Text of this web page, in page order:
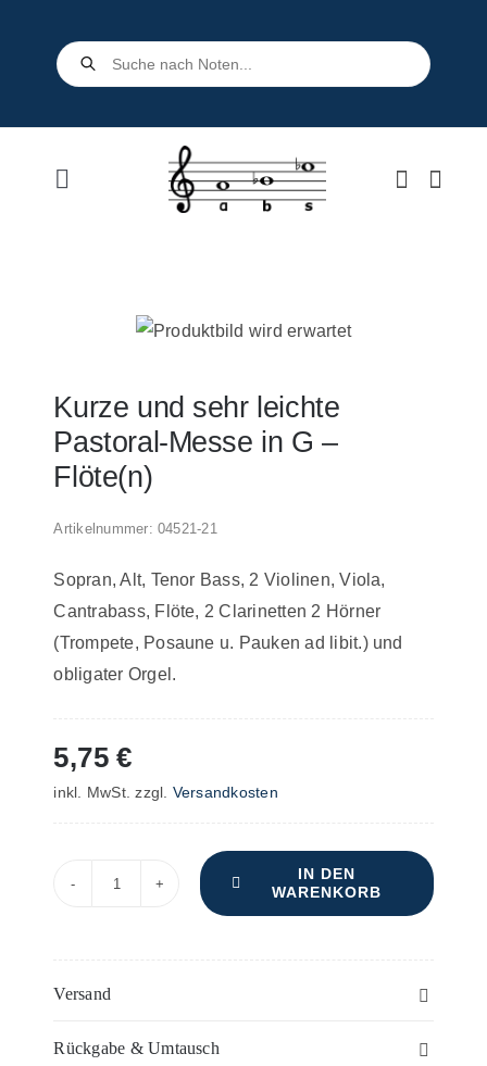
Products
search
Toggle
Kontakt
Kurze und sehr leichte
Pastoral-Messe in G –
Flöte(n)
Artikelnummer: 04521-21
Sopran, Alt, Tenor Bass, 2 Violinen, Viola,
Cantrabass, Flöte, 2 Clarinetten 2 Hörner
(Trompete, Posaune u. Pauken ad libit.) und
obligater Orgel.
5,75€
inkl. MwSt. zzgl. Versandkosten
Messe
IN DEN
WARENKORB
Versand
Rückgabe & Umtausch